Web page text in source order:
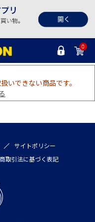
0
いできない商品です。
サイトポリシー
取引法に基づく表記